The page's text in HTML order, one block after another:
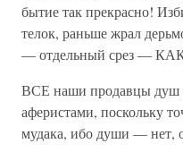
бытие так прекрасно!
телок, раньше жрал
— отдельный срез —
ВСЕ наши продавцы душ
аферистами, поскольку
мудака, ибо души — нет,